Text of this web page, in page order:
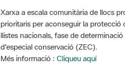
Xarxa a escala comunitària de llocs
prioritaris per aconseguir la protecció
llistes nacionals, fase de
d'especial conservació (ZEC).
Més informació : Cliqueu aquí